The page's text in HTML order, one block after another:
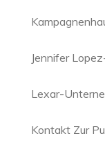
Jennifer
Lexar-
Kontakt Zur